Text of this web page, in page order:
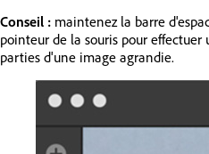
Conseil : maintenez la barre
pointeur de la souris pour
parties d'une image agrandie.